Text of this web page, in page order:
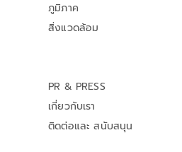
ภูมิภาค
สิ่งแวดล้อม
PR & PRESS
เกี่ยวกับเรา
ติดต่อและ สนับสนุน